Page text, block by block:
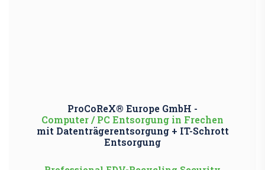
ProCoReX® Europe GmbH -
Computer / PC Entsorgung in Frechen
mit Datenträgerentsorgung + IT-Schrott
Entsorgung